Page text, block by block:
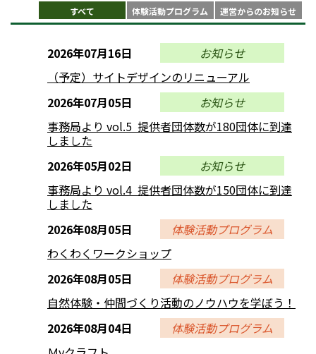
すべて 体験活動プログラム 運営からのお知らせ
2026年07月16日
お知らせ
（予定）サイトデザインのリニューアル
2026年07月05日
お知らせ
事務局より vol.5 提供者団体数が180団体に到達
しました
2026年05月02日
お知らせ
事務局より vol.4 提供者団体数が150団体に到達
しました
2026年08月05日
体験活動プログラム
わくわくワークショップ
2026年08月05日
体験活動プログラム
自然体験・仲間づくり活動のノウハウを学ぼう！
2026年08月04日
体験活動プログラム